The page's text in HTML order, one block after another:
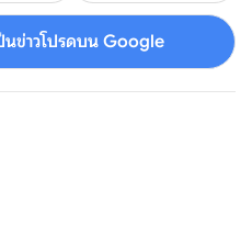
นข่าวโปรดบน Google